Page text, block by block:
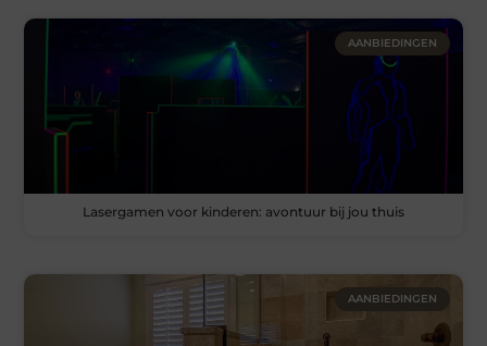
AANBIEDINGEN
Lasergamen voor kinderen: avontuur bij jou thuis
AANBIEDINGEN